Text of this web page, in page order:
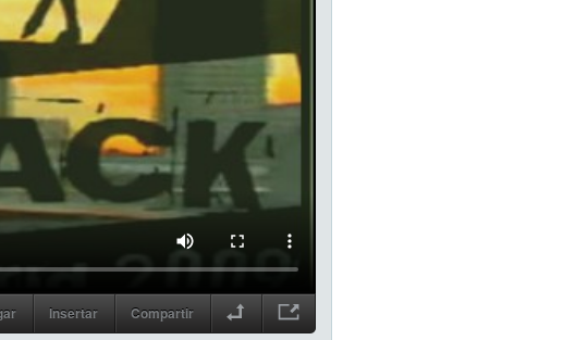
Compartir
Insertar